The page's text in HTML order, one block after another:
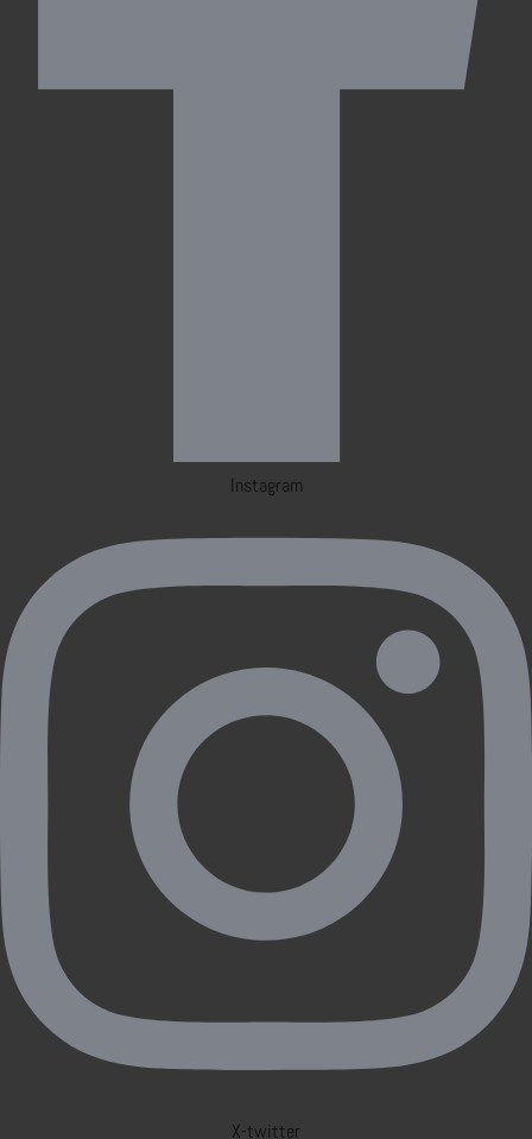
Instagram
X-twitter